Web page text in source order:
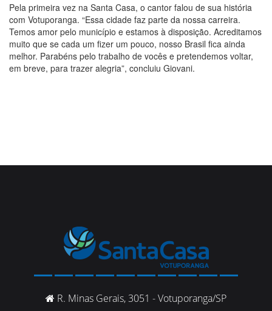
Pela primeira vez na Santa Casa, o cantor falou de sua história
com Votuporanga. “Essa cidade faz parte da nossa carreira.
Temos amor pelo município e estamos à disposição. Acreditamos
muito que se cada um fizer um pouco, nosso Brasil fica ainda
melhor. Parabéns pelo trabalho de vocês e pretendemos voltar,
em breve, para trazer alegria”, concluiu Giovani.
R. Minas Gerais, 3051 - Votuporanga/SP